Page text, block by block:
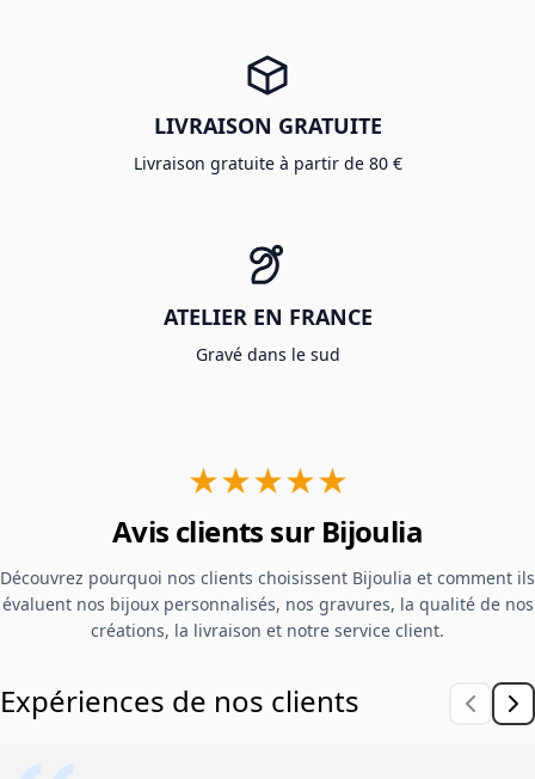
LIVRAISON GRATUITE
Livraison gratuite à partir de 80 €
ATELIER EN FRANCE
Gravé dans le sud
★★★★★
Avis clients sur Bijoulia
Découvrez pourquoi nos clients choisissent Bijoulia et comment ils
évaluent nos bijoux personnalisés, nos gravures, la qualité de nos
créations, la livraison et notre service client.
Expériences de nos clients